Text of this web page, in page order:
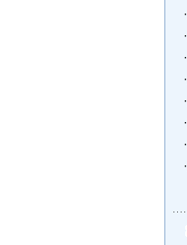
·
·
·
·
·
·
·
·